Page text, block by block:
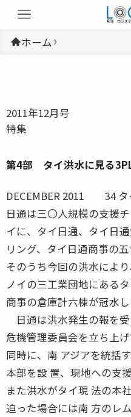
ホーム
2011年12月号
特集
第4部 タイ洪水に見る
DECEMBER 2011 34 タ
日通は三〇人規模の支援
イに、タイ日通、タイ日
リング、タイ日通商事の
そのうち今回の洪水によ
ノイの三工業団地にある
商事の倉庫計六棟が冠水し
日通は洪水発生の報を
危機管理委員会を立ち上げ
同時に、南 アジアを統括
本部を設 置、現地への支
また洪水がタイ現 法の本
迫った場合には南 方のレ